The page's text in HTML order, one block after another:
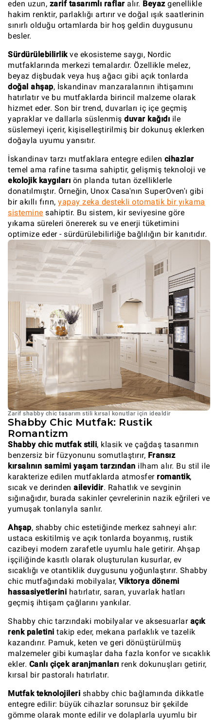
eden uzun, zarif tasarımlı raflar alır. Beyazgenellikle
hakim renktir, parlaklığı artırır ve doğal ışık saatlerinin
sınırlı olduğu ortamlarda bir hoş geldin duygusunu
besler.
Sürdürülebilirlikve ekosisteme saygı, Nordic
mutfaklarında merkezi temalardır. Özellikle melez,
beyaz dişbudak veya huş ağacı gibi açık tonlarda
doğal ahşap, İskandinav manzaralarının ihtişamını
hatırlatır ve bu mutfaklarda birincil malzeme olarak
hizmet eder. Son bir trend, duvarları iç içe geçmiş
yapraklar ve dallarla süslenmiş duvar kağıdı ile
süslemeyi içerir, kişiselleştirilmiş bir dokunuş eklerken
doğayla uyumu yansıtır.
İskandinav tarzı mutfaklara entegre edilen cihazlar
temel ama rafine tasıma sahiptir, gelişmiş teknoloji ve
ekolojik kaygıları ön planda tutan özelliklerle
donatılmıştır. Örneğin, Unox Casa'nın SuperOven'ı gibi
bir akıllı fırın, yapay zeka destekli otomatik bir yıkama
sistemine sahiptir. Bu sistem, kir seviyesine göre
yıkama süreleri önererek su ve enerji tüketimini
optimize eder - sürdürülebilirliğe bağlılığın bir kanıtıdır.
Zarif shabby chic tasarım stili kırsal konutlar için idealdir
Shabby Chic Mutfak: Rustik
Romantizm
Shabby chic mutfak stili, klasik ve çağdaş tasarımın
benzersiz bir füzyonunu somutlaştırır, Fransız
kırsalının samimi yaşam tarzından ilham alır. Bu stil ile
karakterize edilen mutfaklarda atmosfer romantik,
sıcak ve derinden ailevidir. Rahatlık ve sevginin
sığınağıdır, burada sakinler çevrelerinin nazik eğrileri ve
yumuşak tonlarıyla sarılır.
Ahşap, shabby chic estetiğinde merkez sahneyi alır:
ustaca eskitilmiş ve açık tonlarda boyanmış, rustik
cazibeyi modern zarafetle uyumlu hale getirir. Ahşap
işçiliğinde kasıtlı olarak oluşturulan kusurlar, ev
sıcaklığı ve otantiklik duygusunu yoğunlaştırır. Shabby
chic mutfağındaki mobilyalar, Viktorya dönemi
hassasiyetlerini hatırlatır, saran, yuvarlak hatları
geçmiş ihtişam çağlarını yankılar.
Shabby chic tarzındaki mobilyalar ve aksesuarlar açık
renk paletini takip eder, mekana parlaklık ve tazelik
kazandırır. Pamuk, keten ve geri dönüştürülmüş
malzemeler gibi kumaşlar daha fazla konfor ve sıcaklık
ekler. Canlı çiçek aranjmanları renk dokunuşları getirir,
kırsal bir pastoralı hatırlatır.
Mutfak teknolojileri shabby chic bağlamında dikkatle
entegre edilir: büyük cihazlar sorunsuz bir şekilde
gömme olarak monte edilir ve dolaplarla uyumlu bir